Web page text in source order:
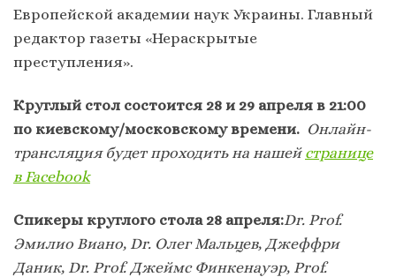
Европейской академии наук Украины. Главный
редактор газеты «Нераскрытые
преступления».
Круглый стол состоится 28 и 29 апреля в 21:00
по киевскому/московскому времени. Онлайн-
трансляция будет проходить на нашей странице
в Facebook
Спикеры круглого стола 28 апреля:Dr. Prof.
Эмилио Виано, Dr. Олег Мальцев, Джеффри
Даник, Dr. Prof. Джеймс Финкенауэр, Prof.